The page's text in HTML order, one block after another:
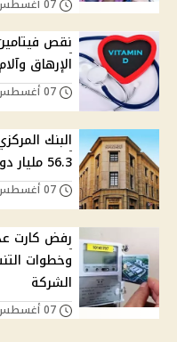
الإرهاق
البنك
56.3 مليار دولار بزيادة 1.23 مليار في يوليو
رفض كارت
وخطوات
الشركة